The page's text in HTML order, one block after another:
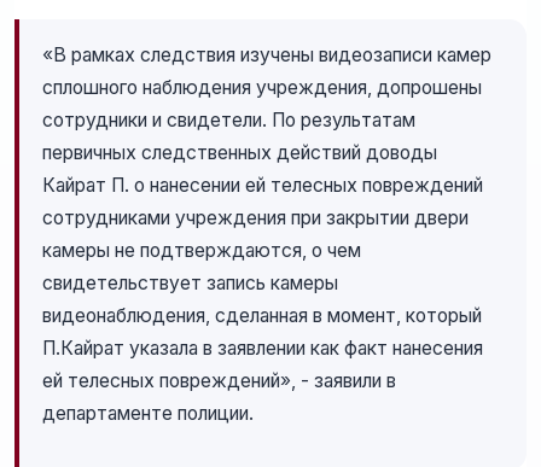
«В рамках следствия изучены видеозаписи камер
сплошного наблюдения учреждения, допрошены
сотрудники и свидетели. По результатам
первичных следственных действий доводы
Кайрат П. о нанесении ей телесных повреждений
сотрудниками учреждения при закрытии двери
камеры не подтверждаются, о чем
свидетельствует запись камеры
видеонаблюдения, сделанная в момент, который
П.Кайрат указала в заявлении как факт нанесения
ей телесных повреждений», - заявили в
департаменте полиции.